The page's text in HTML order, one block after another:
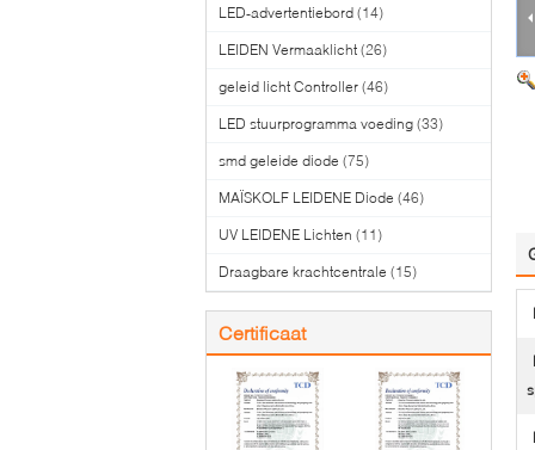
LED-advertentiebord (14)
LEIDEN Vermaaklicht (26)
geleid licht Controller (46)
LED stuurprogramma voeding (33)
smd geleide diode (75)
MAÏSKOLF LEIDENE Diode (46)
UV LEIDENE Lichten (11)
Draagbare krachtcentrale (15)
Certificaat